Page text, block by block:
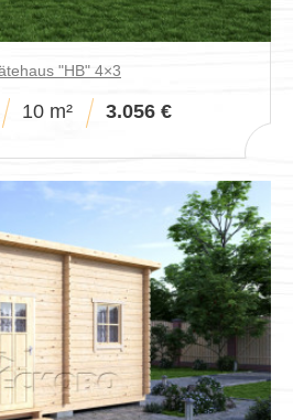
"HB" 4×3
10 m² 3.056 €